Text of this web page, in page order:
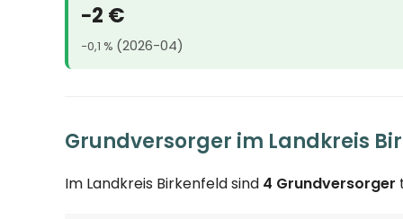
−2 €
−0,1 % (2026-04)
Grundversorger im Landkreis
Im Landkreis Birkenfeld sind 4 Grundversorger